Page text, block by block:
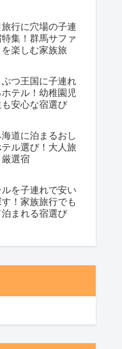
行に穴場の子連
集！群馬サファ
楽しむ家族旅
つ王国に子連れ
テル！幼稚園児
安心な宿選び
道に泊まるおし
ル選び！大人旅
選宿
を子連れで安い
！家族旅行でも
まれる宿選び